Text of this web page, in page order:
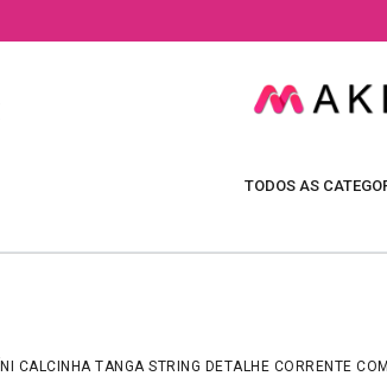
TODOS AS
CALCINHA TANGA STRING DETALHE CORRENTE